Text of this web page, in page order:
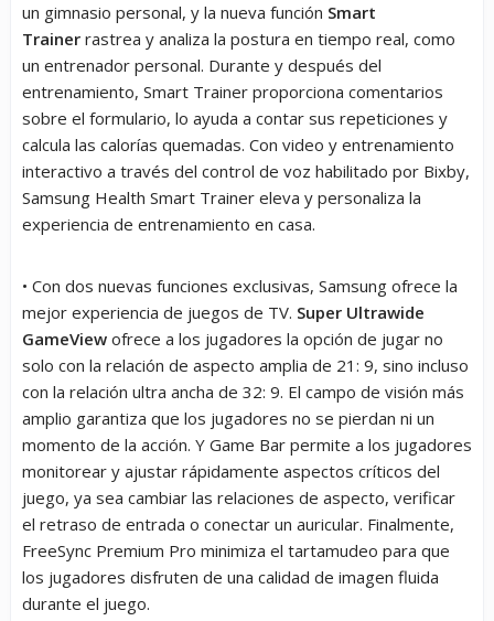
un gimnasio personal, y la nueva función Smart
Trainer rastrea y analiza la postura en tiempo real, como
un entrenador personal. Durante y después del
entrenamiento, Smart Trainer proporciona comentarios
sobre el formulario, lo ayuda a contar sus repeticiones y
calcula las calorías quemadas. Con video y entrenamiento
interactivo a través del control de voz habilitado por Bixby,
Samsung Health Smart Trainer eleva y personaliza la
experiencia de entrenamiento en casa.
• Con dos nuevas funciones exclusivas, Samsung ofrece la
mejor experiencia de juegos de TV. Super Ultrawide
GameView ofrece a los jugadores la opción de jugar no
solo con la relación de aspecto amplia de 21: 9, sino incluso
con la relación ultra ancha de 32: 9. El campo de visión más
amplio garantiza que los jugadores no se pierdan ni un
momento de la acción. Y Game Bar permite a los jugadores
monitorear y ajustar rápidamente aspectos críticos del
juego, ya sea cambiar las relaciones de aspecto, verificar
el retraso de entrada o conectar un auricular. Finalmente,
FreeSync Premium Pro minimiza el tartamudeo para que
los jugadores disfruten de una calidad de imagen fluida
durante el juego.